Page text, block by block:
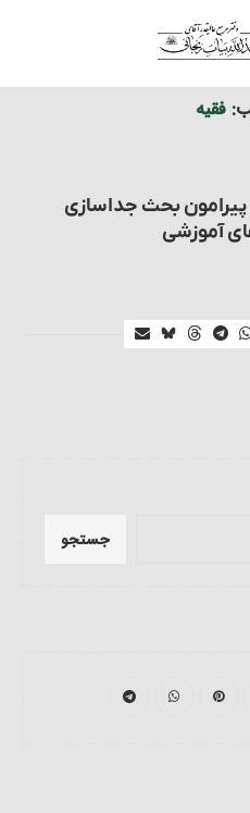
های برچسب شده با "فقیه"
فقیه
پيرامون بحث جداسازی
آموزشی
جستجو